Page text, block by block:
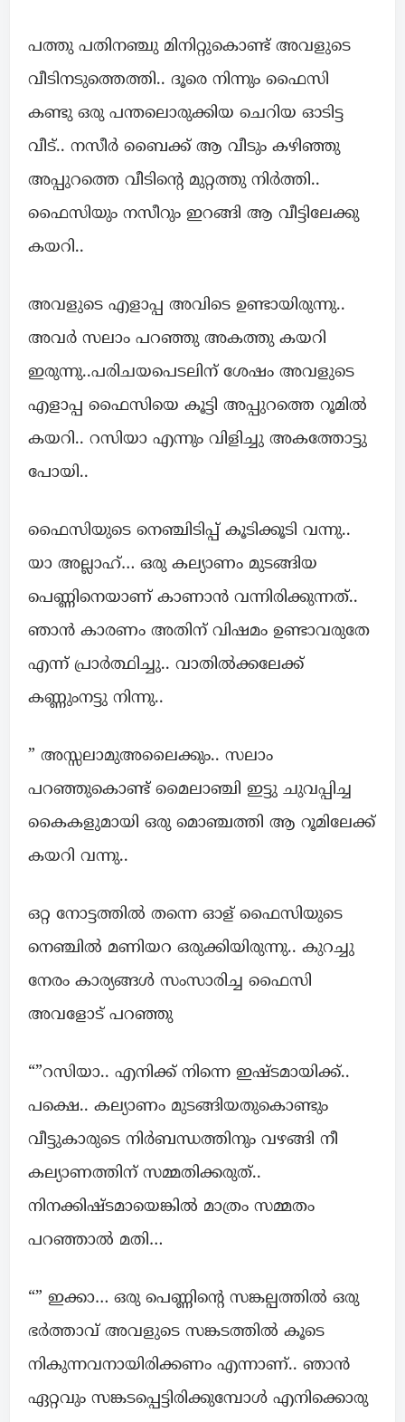
പത്തു പതിനഞ്ചു മിനിറ്റുകൊണ്ട് അവളുടെ
വീടിനടുത്തെത്തി.. ദൂരെ നിന്നും ഫൈസി
കണ്ടു ഒരു പന്തലൊരുക്കിയ ചെറിയ ഓടിട്ട
വീട്.. നസീർ ബൈക്ക് ആ വീടും കഴിഞ്ഞു
അപ്പുറത്തെ വീടിന്റെ മുറ്റത്തു നിർത്തി..
ഫൈസിയും നസീറും ഇറങ്ങി ആ വീട്ടിലേക്കു
കയറി..
അവളുടെ എളാപ്പ അവിടെ ഉണ്ടായിരുന്നു..
അവർ സലാം പറഞ്ഞു അകത്തു കയറി
ഇരുന്നു..പരിചയപെടലിന് ശേഷം അവളുടെ
എളാപ്പ ഫൈസിയെ കൂട്ടി അപ്പുറത്തെ റൂമിൽ
കയറി.. റസിയാ എന്നും വിളിച്ചു അകത്തോട്ടു
പോയി..
ഫൈസിയുടെ നെഞ്ചിടിപ്പ് കൂടിക്കൂടി വന്നു..
യാ അല്ലാഹ്… ഒരു കല്യാണം മുടങ്ങിയ
പെണ്ണിനെയാണ് കാണാൻ വന്നിരിക്കുന്നത്..
ഞാൻ കാരണം അതിന് വിഷമം ഉണ്ടാവരുതേ
എന്ന് പ്രാർത്ഥിച്ചു.. വാതിൽക്കലേക്ക്
കണ്ണുംനട്ടു നിന്നു..
” അസ്സലാമുഅലൈക്കും.. സലാം
പറഞ്ഞുകൊണ്ട് മൈലാഞ്ചി ഇട്ടു ചുവപ്പിച്ച
കൈകളുമായി ഒരു മൊഞ്ചത്തി ആ റൂമിലേക്ക്‌
കയറി വന്നു..
ഒറ്റ നോട്ടത്തിൽ തന്നെ ഓള് ഫൈസിയുടെ
നെഞ്ചിൽ മണിയറ ഒരുക്കിയിരുന്നു.. കുറച്ചു
നേരം കാര്യങ്ങൾ സംസാരിച്ച ഫൈസി
അവളോട്‌ പറഞ്ഞു
“”റസിയാ.. എനിക്ക് നിന്നെ ഇഷ്ടമായിക്ക്..
പക്ഷെ.. കല്യാണം മുടങ്ങിയതുകൊണ്ടും
വീട്ടുകാരുടെ നിർബന്ധത്തിനും വഴങ്ങി നീ
കല്യാണത്തിന് സമ്മതിക്കരുത്..
നിനക്കിഷ്ടമായെങ്കിൽ മാത്രം സമ്മതം
പറഞ്ഞാൽ മതി…
“” ഇക്കാ… ഒരു പെണ്ണിന്റെ സങ്കല്പത്തിൽ ഒരു
ഭർത്താവ് അവളുടെ സങ്കടത്തിൽ കൂടെ
നികുന്നവനായിരിക്കണം എന്നാണ്.. ഞാൻ
ഏറ്റവും സങ്കടപ്പെട്ടിരിക്കുമ്പോൾ എനിക്കൊരു